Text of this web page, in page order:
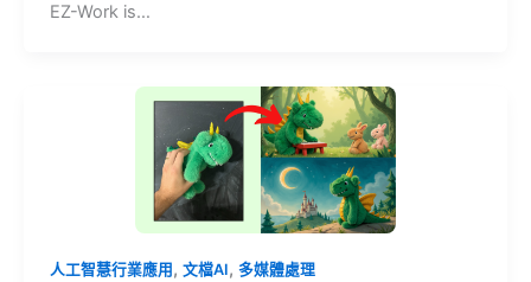
EZ-Work is…
人工智慧行業應用 , 文檔AI, 多媒體處理